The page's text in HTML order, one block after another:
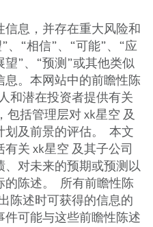
息，并存在重大风险和
、“相信”、“可能”、“应
”、“预测”或其他类似
。本网站中的前瞻性陈
和潜在投资者提供有关
包括管理层对 xk星空 及
及前景的评估。 本文
关 xk星空 及其子公司
对未来的预期或预测以
陈述。 所有前瞻性陈
陈述时可获得的信息的
可能与这些前瞻性陈述